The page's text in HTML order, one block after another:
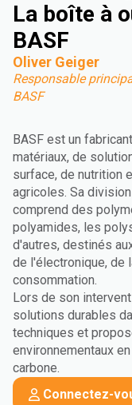
La boîte à
BASF
Oliver Geiger
Responsable
BASF
BASF est un
matériaux, de
surface, de nutrition
agricoles. Sa
comprend des
polyamides, les
d'autres, destinés
de l'électronique, de
consommation.
Lors de son
solutions durables
techniques et
environnementaux
carbone.
Connectez-